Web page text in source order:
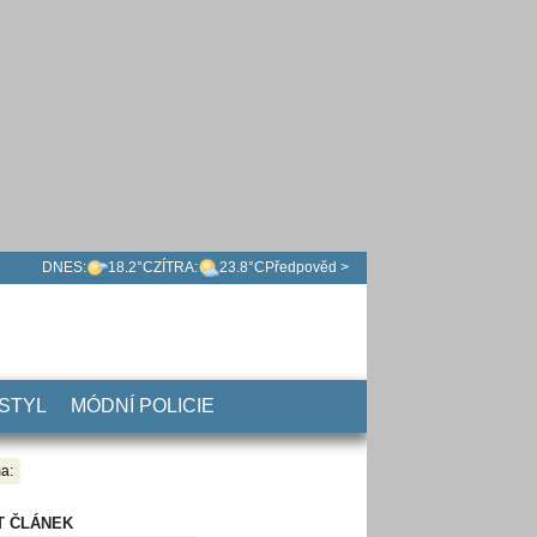
DNES: 18.2°CZÍTRA: 23.8°C Předpověd >
MÓDNÍ POLICIE
ČLÁNEK